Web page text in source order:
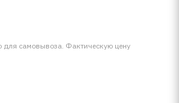
для самовывоза. Фактическую цену